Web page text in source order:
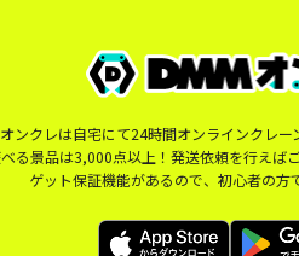
ンクレは自宅にて24時間オンラインクレ
る景品は3,000点以上！発送依頼を行えば
ゲット保証機能があるので、初心者の方